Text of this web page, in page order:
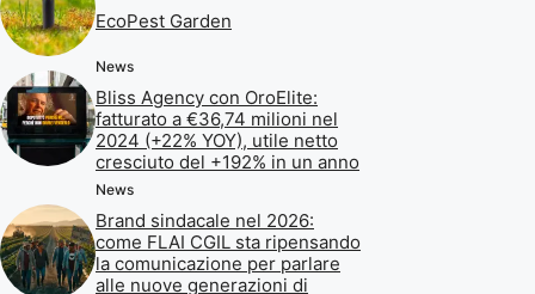
EcoPest Garden
News
Bliss Agency con OroElite:
fatturato a €36,74 milioni nel
2024 (+22% YOY), utile netto
cresciuto del +192% in un anno
News
Brand sindacale nel 2026:
come FLAI CGIL sta ripensando
la comunicazione per parlare
alle nuove generazioni di